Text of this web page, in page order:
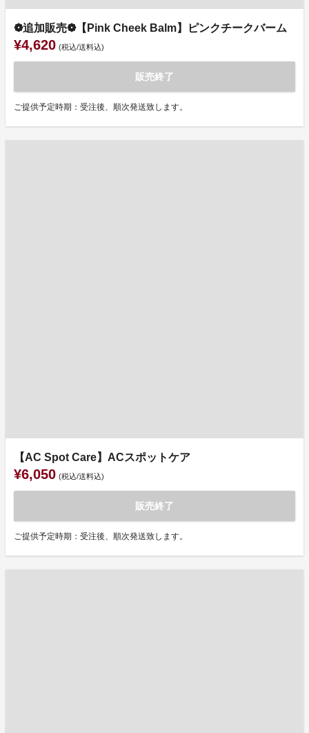
❁追加販売❁【Pink Cheek Balm】ピンクチークバーム
¥4,620 (税込/送料込)
販売終了
ご提供予定時期：受注後、順次発送致します。
【AC Spot Care】ACスポットケア
¥6,050 (税込/送料込)
販売終了
ご提供予定時期：受注後、順次発送致します。